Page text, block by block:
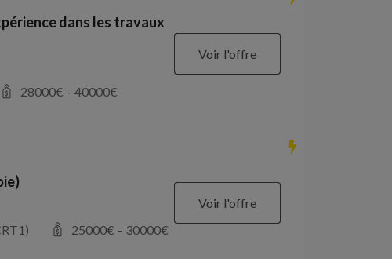
dans les travaux
28000€ – 40000€
Voir l'offre
25000€ – 30000€
Voir l'offre